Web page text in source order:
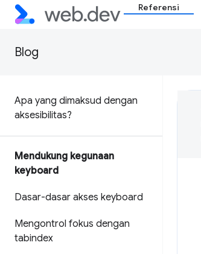
Referensi
Blog
Apa yang dimaksud dengan
aksesibilitas?
Mendukung kegunaan
keyboard
Dasar-dasar akses keyboard
Mengontrol fokus dengan
tabindex